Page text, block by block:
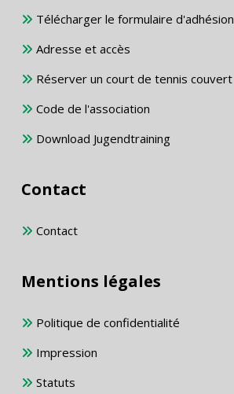
Télécharger le formulaire d'adhésion
Adresse et accès
Réserver un court de tennis couvert
Code de l'association
Download Jugendtraining
Contact
Contact
Mentions légales
Politique de confidentialité
Impression
Statuts